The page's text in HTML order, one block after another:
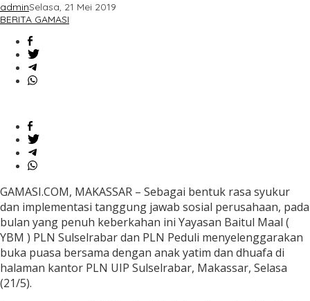
adminSelasa, 21 Mei 2019
BERITA GAMASI
GAMASI.COM, MAKASSAR – Sebagai bentuk rasa syukur
dan implementasi tanggung jawab sosial perusahaan, pada
bulan yang penuh keberkahan ini Yayasan Baitul Maal (
YBM ) PLN Sulselrabar dan PLN Peduli menyelenggarakan
buka puasa bersama dengan anak yatim dan dhuafa di
halaman kantor PLN UIP Sulselrabar, Makassar, Selasa
(21/5).